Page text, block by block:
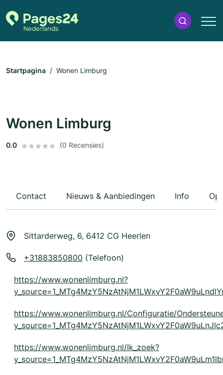
Startpagina Wonen Limburg
Wonen Limburg
0.0 (0 Recensies)
Contact Nieuws & Aanbiedingen Info
Sittarderweg, 6, 6412 CG Heerlen
+31883850800 (Telefoon)
https://www.wonenlimburg.nl?
https://www.wonenlimburg.nl/Configuratie/
https://www.wonenlimburg.nl/Ik_zoek?